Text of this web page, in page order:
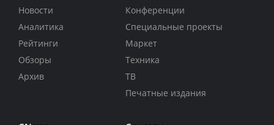
Новости
Аналитика
Рейтинги
Обзоры
Архив
Конференции
Специальные проекты
Маркет
Техника
ТВ
Печатные издания